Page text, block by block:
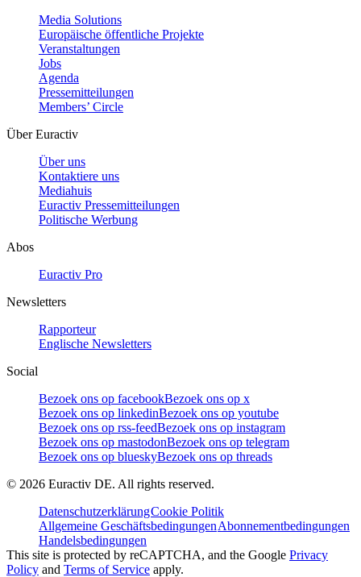
Media Solutions
Europäische öffentliche Projekte
Veranstaltungen
Jobs
Agenda
Pressemitteilungen
Members’ Circle
Über Euractiv
Über uns
Kontaktiere uns
Mediahuis
Euractiv Pressemitteilungen
Politische Werbung
Abos
Euractiv Pro
Newsletters
Rapporteur
Englische Newsletters
Social
Bezoek ons op facebookBezoek ons op x
Bezoek ons op linkedinBezoek ons op youtube
Bezoek ons op rss-feedBezoek ons op instagram
Bezoek ons op mastodonBezoek ons op telegram
Bezoek ons op blueskyBezoek ons op threads
© 2026 Euractiv DE. All rights reserved.
DatenschutzerklärungCookie Politik
Allgemeine GeschäftsbedingungenAbonnementbedingungen
Handelsbedingungen
This site is protected by reCAPTCHA, and the Google Privacy
Policy and Terms of Service apply.